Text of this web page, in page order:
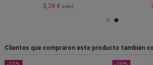
5,28 € 6,60 €
Clientes que compraron este producto también